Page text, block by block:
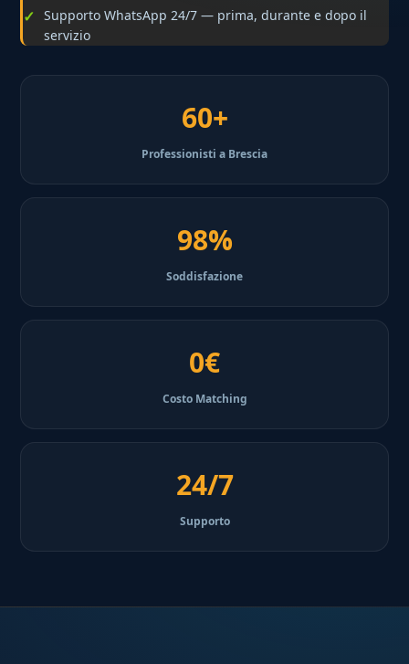
Supporto WhatsApp 24/7 — prima, durante e dopo il
servizio
60+
Professionisti a Brescia
98%
Soddisfazione
0€
Costo Matching
24/7
Supporto